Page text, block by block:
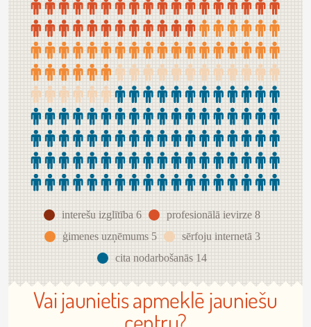
interešu izglītība 6
profesionālā ievirze 8
ģimenes uzņēmums 5
sērfoju internetā 3
cita nodarbošanās 14
Vai jaunietis apmeklē jauniešu